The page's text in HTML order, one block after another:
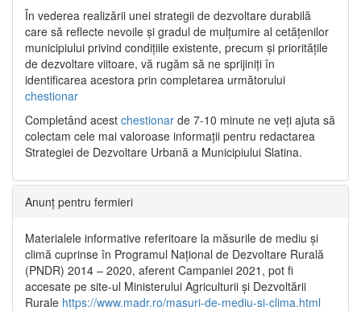
În vederea realizării unei strategii de dezvoltare durabilă
care să reflecte nevoile și gradul de mulțumire al cetățenilor
municipiului privind condițiile existente, precum și prioritățile
de dezvoltare viitoare, vă rugăm să ne sprijiniți în
identificarea acestora prin completarea următorului
chestionar
Completând acest chestionar de 7-10 minute ne veți ajuta să
colectam cele mai valoroase informații pentru redactarea
Strategiei de Dezvoltare Urbană a Municipiului Slatina.
Anunț pentru fermieri
Materialele informative referitoare la măsurile de mediu și
climă cuprinse în Programul Național de Dezvoltare Rurală
(PNDR) 2014 – 2020, aferent Campaniei 2021, pot fi
accesate pe site-ul Ministerului Agriculturii și Dezvoltării
Rurale https://www.madr.ro/masuri-de-mediu-si-clima.html